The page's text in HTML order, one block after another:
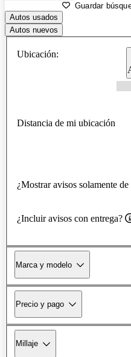
Guardar
Autos usados
Autos nuevos
Ubicación:
Distancia de mi ubicación
¿Mostrar avisos solamente
¿Incluir avisos con entrega?
Marca y modelo
Precio y pago
Millaje